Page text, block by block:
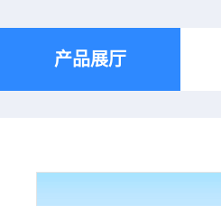
产品展厅